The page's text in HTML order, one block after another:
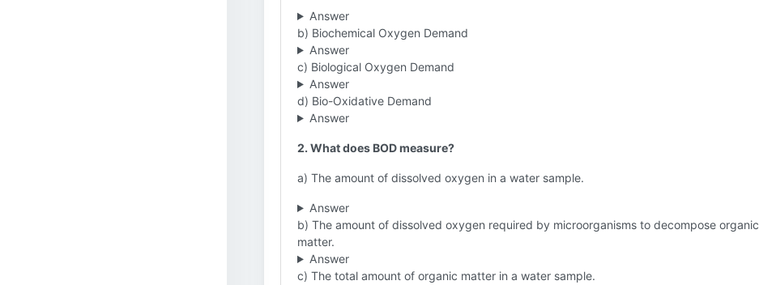
Answer
b) Biochemical Oxygen Demand
Answer
c) Biological Oxygen Demand
Answer
d) Bio-Oxidative Demand
Answer
2. What does BOD measure?
a) The amount of dissolved oxygen in a water sample.
Answer
b) The amount of dissolved oxygen required by microorganisms to decompose organic
matter.
Answer
c) The total amount of organic matter in a water sample.